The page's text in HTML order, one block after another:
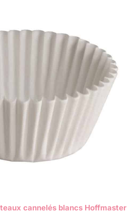
cannelés blancs Hoffmaster